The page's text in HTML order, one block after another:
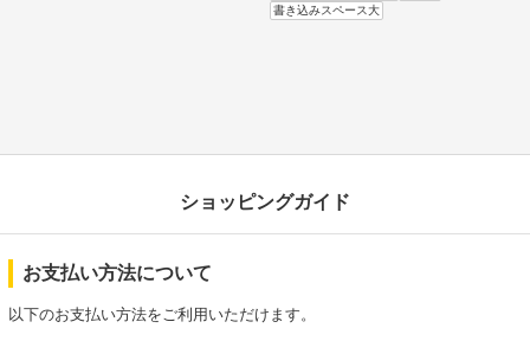
書き込みスペース大
ショッピングガイド
お支払い方法について
以下のお支払い方法をご利用いただけます。